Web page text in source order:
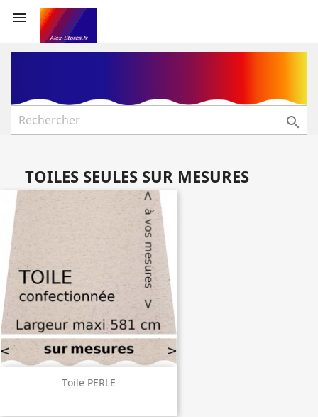


TOILES SEULES SUR MESURES
Toile PERLE